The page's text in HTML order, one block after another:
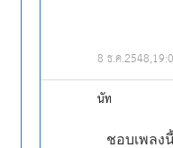
8 ธ.ค
นัท
ชอบเพลง